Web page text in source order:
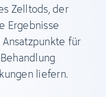
Zelltods, der
Ergebnisse
für
liefern.